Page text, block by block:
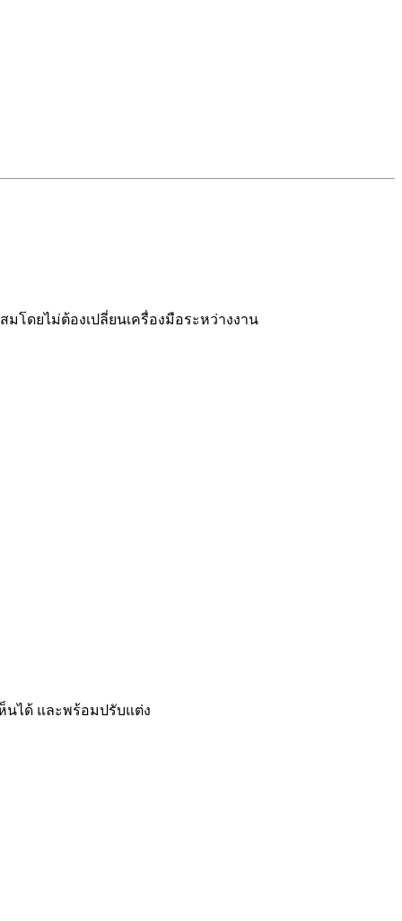
โดยไม่ต้องเปลี่ยนเครื่องมือระหว่างงาน
นได้ และพร้อมปรับแต่ง